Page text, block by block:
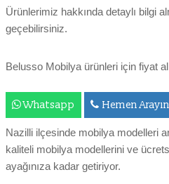
Ürünlerimiz hakkında detaylı bilgi
geçebilirsiniz.
Belusso Mobilya ürünleri için fiyat
Whatsapp Hemen
Nazilli ilçesinde mobilya modelleri
kaliteli mobilya modellerini ve
ayağınıza kadar getiriyor.